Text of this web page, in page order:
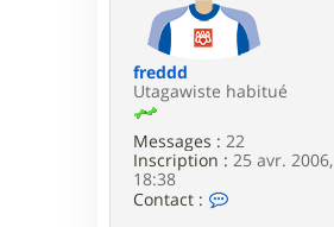
m
o
r
l
freddd
Utagawiste habitué
Messages : 22
Inscription : 25 avr. 2006,
18:38
Contact :